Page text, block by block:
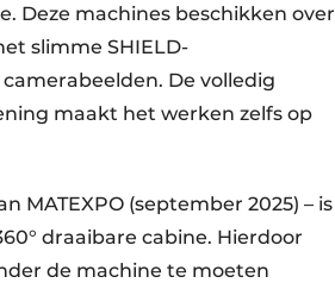
Deze machines beschikken over
slimme SHIELD-
De volledig
maakt het werken zelfs op
MATEXPO (september 2025) – is
draaibare cabine. Hierdoor
de machine te moeten